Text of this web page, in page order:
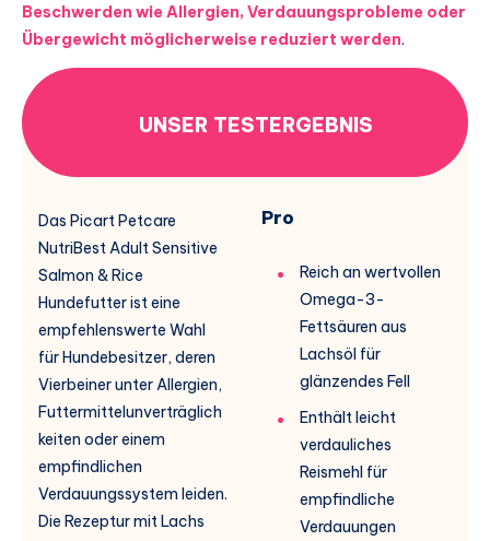
Beschwerden wie Allergien, Verdauungsprobleme oder
Übergewicht möglicherweise reduziert werden.
UNSER TESTERGEBNIS
Das Picart Petcare
NutriBest Adult Sensitive
Salmon & Rice
Hundefutter ist eine
empfehlenswerte Wahl
für Hundebesitzer, deren
Vierbeiner unter Allergien,
Futtermittelunverträglich
keiten oder einem
empfindlichen
Verdauungssystem leiden.
Die Rezeptur mit Lachs
Pro
Reich an wertvollen
Omega-3-
Fettsäuren aus
Lachsöl für
glänzendes Fell
Enthält leicht
verdauliches
Reismehl für
empfindliche
Verdauungen